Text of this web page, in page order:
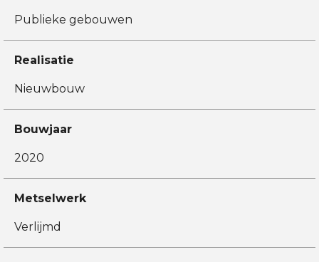
Publieke gebouwen
Realisatie
Nieuwbouw
Bouwjaar
2020
Metselwerk
Verlijmd